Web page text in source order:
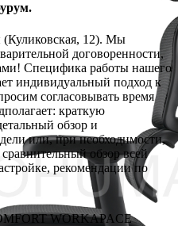
12). Мы
договоренности,
Специфика работы нашего
индивидуальный подход к
согласовывать время
краткую
обзор и
или, при необходимости,
обзор всей
рекомендации по
WORKAPACE